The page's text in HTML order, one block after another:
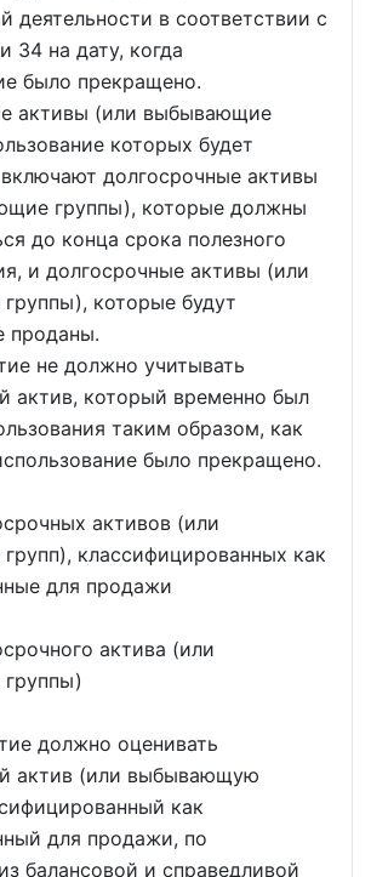
деятельности в соответствии с
34 на дату, когда
было прекращено.
активы (или выбывающие
которых будет
долгосрочные активы
группы), которые должны
до конца срока полезного
и долгосрочные активы (или
которые будут
проданы.
не должно учитывать
актив, который временно был
таким образом, как
было прекращено.
активов (или
классифицированных как
для продажи
актива (или
должно оценивать
актив (или выбывающую
как
для продажи, по
балансовой и справедливой